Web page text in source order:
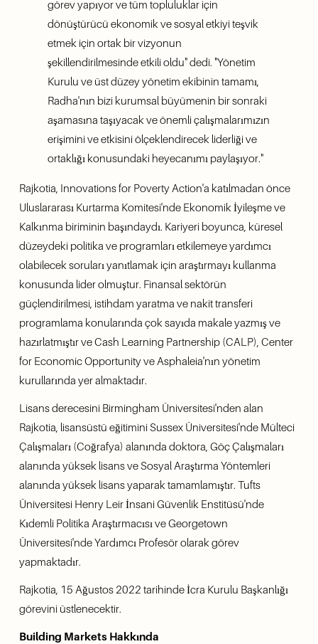
görev yapıyor ve tüm topluluklar için
dönüştürücü ekonomik ve sosyal etkiyi teşvik
etmek için ortak bir vizyonun
şekillendirilmesinde etkili oldu" dedi. "Yönetim
Kurulu ve üst düzey yönetim ekibinin tamamı,
Radha'nın bizi kurumsal büyümenin bir sonraki
aşamasına taşıyacak ve önemli çalışmalarımızın
erişimini ve etkisini ölçeklendirecek liderliği ve
ortaklığı konusundaki heyecanımı paylaşıyor."
Rajkotia, Innovations for Poverty Action'a katılmadan önce
Uluslararası Kurtarma Komitesi'nde Ekonomik İyileşme ve
Kalkınma biriminin başındaydı. Kariyeri boyunca, küresel
düzeydeki politika ve programları etkilemeye yardımcı
olabilecek soruları yanıtlamak için araştırmayı kullanma
konusunda lider olmuştur. Finansal sektörün
güçlendirilmesi, istihdam yaratma ve nakit transferi
programlama konularında çok sayıda makale yazmış ve
hazırlatmıştır ve Cash Learning Partnership (CALP), Center
for Economic Opportunity ve Asphaleia'nın yönetim
kurullarında yer almaktadır.
Lisans derecesini Birmingham Üniversitesi'nden alan
Rajkotia, lisansüstü eğitimini Sussex Üniversitesi'nde Mülteci
Çalışmaları (Coğrafya) alanında doktora, Göç Çalışmaları
alanında yüksek lisans ve Sosyal Araştırma Yöntemleri
alanında yüksek lisans yaparak tamamlamıştır. Tufts
Üniversitesi Henry Leir İnsani Güvenlik Enstitüsü'nde
Kıdemli Politika Araştırmacısı ve Georgetown
Üniversitesi'nde Yardımcı Profesör olarak görev
yapmaktadır.
Rajkotia, 15 Ağustos 2022 tarihinde İcra Kurulu Başkanlığı
görevini üstlenecektir.
Building Markets Hakkında